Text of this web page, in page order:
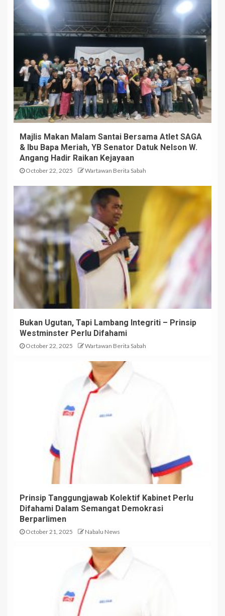
Majlis Makan Malam Santai Bersama Atlet SAGA
& Ibu Bapa Meriah, YB Senator Datuk Nelson W.
Angang Hadir Raikan Kejayaan
October 22, 2025 Wartawan Berita Sabah
Bukan Ugutan, Tapi Lambang Integriti – Prinsip
Westminster Perlu Difahami
October 22, 2025 Wartawan Berita Sabah
Prinsip Tanggungjawab Kolektif Kabinet Perlu
Difahami Dalam Semangat Demokrasi
Berparlimen
October 21, 2025 Nabalu News